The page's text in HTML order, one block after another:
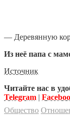
— Деревянную
Из неё папа с
Источник
Читайте нас в
Telegram |
Общество